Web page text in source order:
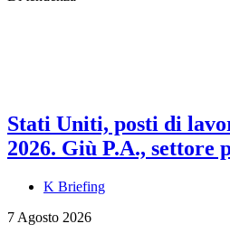
Stati Uniti, posti di
2026. Giù P.A., settore
K Briefing
7 Agosto 2026